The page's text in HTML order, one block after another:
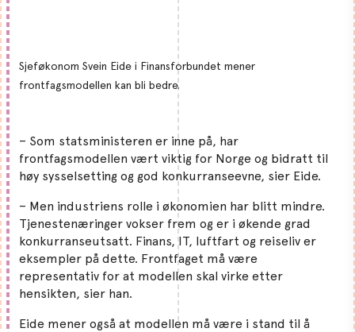
Sjeføkonom Svein Eide i Finansforbundet mener
frontfagsmodellen kan bli bedre.
– Som statsministeren er inne på, har
frontfagsmodellen vært viktig for Norge og bidratt til
høy sysselsetting og god konkurranseevne, sier Eide.
– Men industriens rolle i økonomien har blitt mindre.
Tjenestenæringer vokser frem og er i økende grad
konkurranseutsatt. Finans, IT, luftfart og reiseliv er
eksempler på dette. Frontfaget må være
representativ for at modellen skal virke etter
hensikten, sier han.
Eide mener også at modellen må være i stand til å